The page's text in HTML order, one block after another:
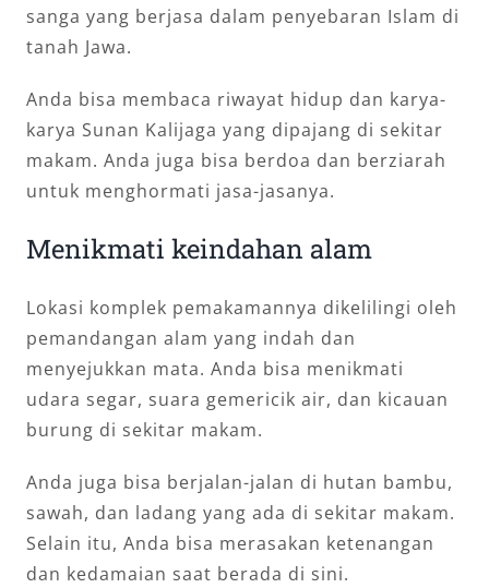
sanga yang berjasa dalam penyebaran Islam di
tanah Jawa.
Anda bisa membaca riwayat hidup dan karya-
karya Sunan Kalijaga yang dipajang di sekitar
makam. Anda juga bisa berdoa dan berziarah
untuk menghormati jasa-jasanya.
Menikmati keindahan alam
Lokasi komplek pemakamannya dikelilingi oleh
pemandangan alam yang indah dan
menyejukkan mata. Anda bisa menikmati
udara segar, suara gemericik air, dan kicauan
burung di sekitar makam.
Anda juga bisa berjalan-jalan di hutan bambu,
sawah, dan ladang yang ada di sekitar makam.
Selain itu, Anda bisa merasakan ketenangan
dan kedamaian saat berada di sini.